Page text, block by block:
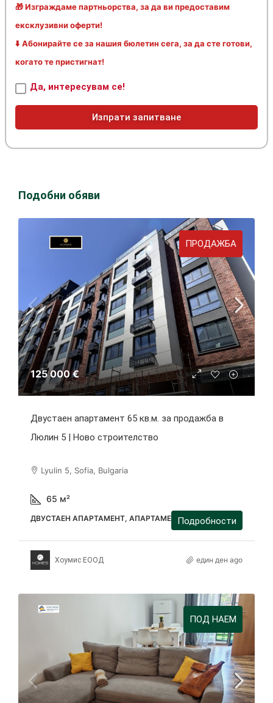
🎁 Изграждаме партньорства, за да ви предоставим
ексклузивни оферти!
⬇️ Абонирайте се за нашия бюлетин сега, за да сте готови,
когато те пристигнат!
Да, интересувам се!
Изпрати запитване
Подобни обяви
ПРОДАЖБА
125 000 €
Двустаен апартамент 65 кв.м. за продажба в
Люлин 5 | Ново строителство
Lyulin 5, Sofia, Bulgaria
65 м²
ДВУСТАЕН АПАРТАМЕНТ, АПАРТАМЕНТПодробности
Хоумис ЕООД един ден ago
ПОД НАЕМ